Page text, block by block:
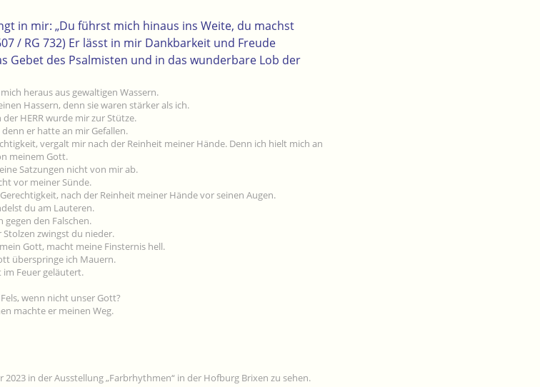
in mir: „Du führst mich hinaus ins Weite, du machst
/ RG 732) Er lässt in mir Dankbarkeit und Freude
Gebet des Psalmisten und in das wunderbare Lob der
heraus aus gewaltigen Wassern.
Hassern, denn sie waren stärker als ich.
HERR wurde mir zur Stütze.
er hatte an mir Gefallen.
vergalt mir nach der Reinheit meiner Hände. Denn ich hielt mich an
meinem Gott.
Satzungen nicht von mir ab.
vor meiner Sünde.
nach der Reinheit meiner Hände vor seinen Augen.
du am Lauteren.
gegen den Falschen.
Stolzen zwingst du nieder.
Gott, macht meine Finsternis hell.
überspringe ich Mauern.
im Feuer geläutert.
wenn nicht unser Gott?
machte er meinen Weg.
in der Ausstellung „Farbrhythmen“ in der Hofburg Brixen zu sehen.